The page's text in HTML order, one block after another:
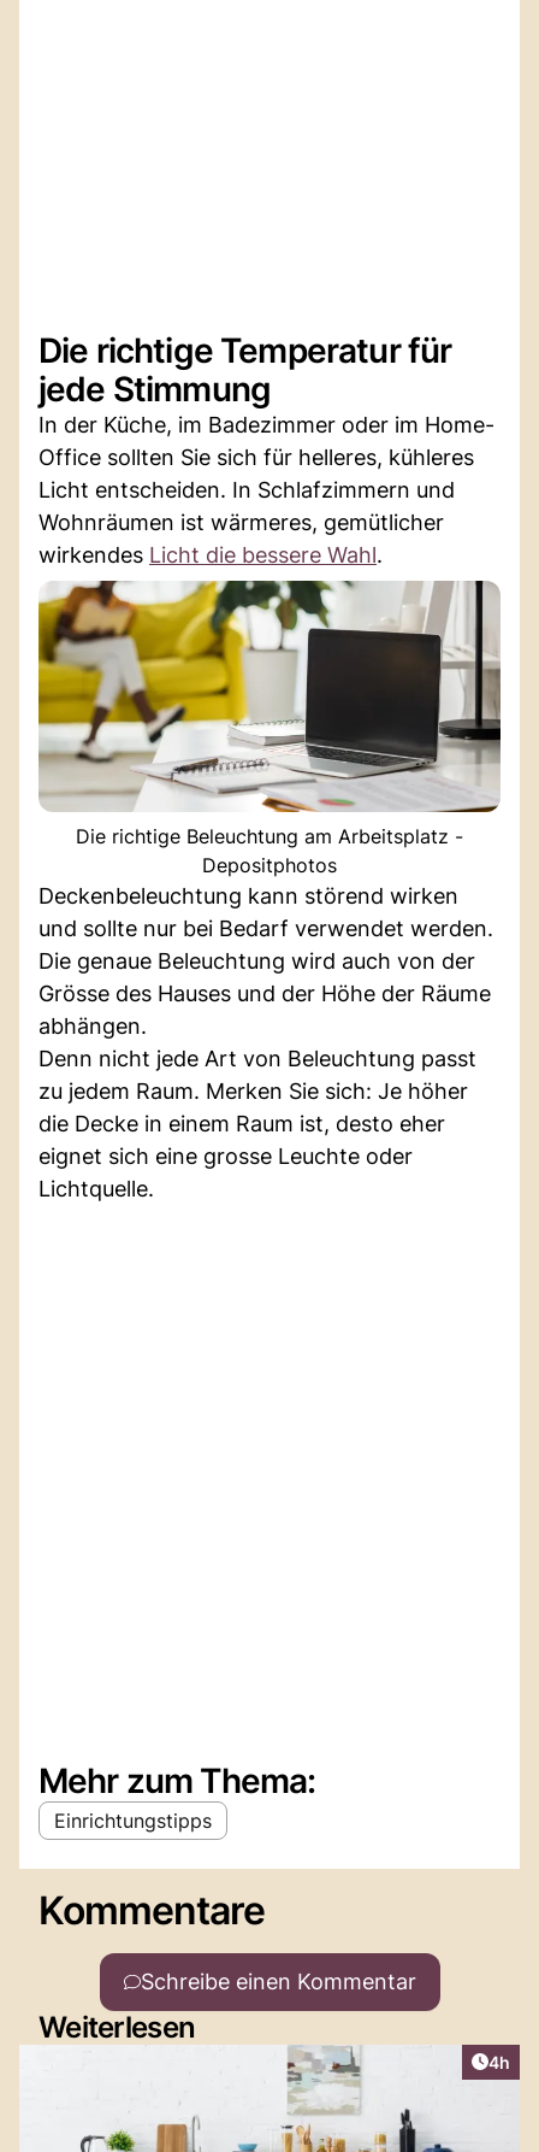
Die richtige Temperatur für
jede Stimmung
In der Küche, im Badezimmer oder im Home-
Office sollten Sie sich für helleres, kühleres
Licht entscheiden. In Schlafzimmern und
Wohnräumen ist wärmeres, gemütlicher
wirkendes Licht die bessere Wahl.
Die richtige Beleuchtung am Arbeitsplatz -
Depositphotos
Deckenbeleuchtung kann störend wirken
und sollte nur bei Bedarf verwendet werden.
Die genaue Beleuchtung wird auch von der
Grösse des Hauses und der Höhe der Räume
abhängen.
Denn nicht jede Art von Beleuchtung passt
zu jedem Raum. Merken Sie sich: Je höher
die Decke in einem Raum ist, desto eher
eignet sich eine grosse Leuchte oder
Lichtquelle.
Mehr zum Thema:
Einrichtungstipps
Kommentare
Schreibe einen Kommentar
Weiterlesen
4h